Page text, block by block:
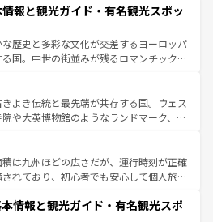
て風土や気候が異なるスペインはその個
参照してほしい。
詰まっている。華麗な宮殿、歴史的な大
チ、そして豊かな自然が、訪れる者を心
また、フランスは美食の国としても知ら
はユネスコ無形文化遺産にも登録されて
ー畑など、多彩な楽しみ方が可能だ。さ
の地域にも魅力が溢れており、どの街角に
化が息づいている。パリ以外の個性あふ
。
報と観光ガイド・有名観光スポッ
な歴史と多彩な文化が交差するヨーロッパ
国。中世の街並みが残るロマンチック街
、どこを歩いても飽きることがない。ベ
気、バイエルン州のアルプスの絶景、そ
のワイン畑といった風景は必見。ビール
ぜひ体験してほしい。 なお、新着の
ンテンツ一覧を参照してほしい。
よき伝統と最先端が共存する国。ウェス
や大英博物館のようなランドマーク、歴
魅力がある。また、優雅なアフタヌーン
きにはたまらない英国パブ、サッカー観
らこそできる体験も豊富。イギリスを旅
てほしい。
は九州ほどの広さだが、運行時刻が正確
れており、初心者でも安心して個人旅行
残る町や、スイスならではのユニークな
情報と観光ガイド・有名観光スポ